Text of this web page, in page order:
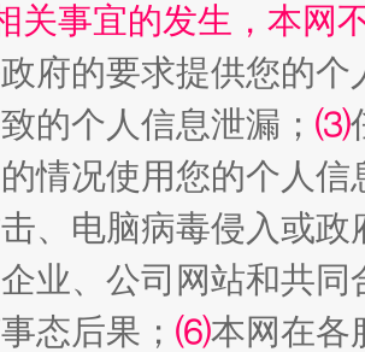
五大"原罪" "炒
关事宜的发生，本网
府的要求提供您的个
的个人信息泄漏； ⑶
情况使用您的个人
、电脑病毒侵入或
业、公司网站和共
态后果； ⑹本网在各